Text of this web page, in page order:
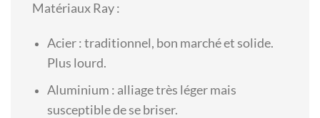
Matériaux Ray :
Acier : traditionnel, bon marché et solide.
Plus lourd.
Aluminium : alliage très léger mais
susceptible de se briser.